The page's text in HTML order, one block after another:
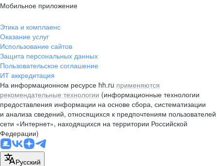
Мобильное приложение
Этика и комплаенс
Оказание услуг
Использование сайтов
Защита персональных данных
Пользовательское соглашение
ИТ аккредитация
На информационном ресурсе hh.ru применяются
рекомендательные технологии (информационные технологии
предоставления информации на основе сбора, систематизации
и анализа сведений, относящихся к предпочтениям пользователей
сети «Интернет», находящихся на территории Российской
Федерации)
Русский